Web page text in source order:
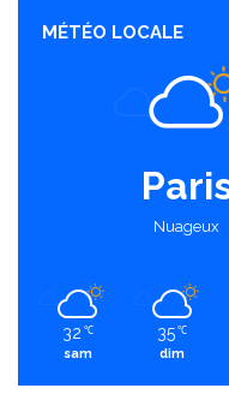
MÉTÉO LOCALE
Nuageux
32 ℃
sam
35 ℃
dim